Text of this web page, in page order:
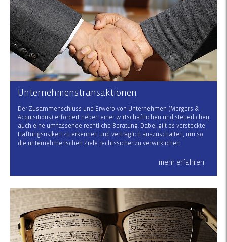
Unternehmenstransaktionen
Der Zusammenschluss und Erwerb von Unternehmen (Mergers &
Acquisitions) erfordert neben einer wirtschaftlichen und steuerlichen
auch eine umfassende rechtliche Beratung. Dabei gilt es versteckte
Haftungsrisiken zu erkennen und vertraglich auszuschalten, um so
die unternehmerischen Ziele rechtssicher zu verwirklichen.
mehr erfahren